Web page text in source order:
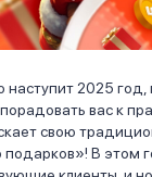
наступит 2025 год,
вас к
свою
В этом